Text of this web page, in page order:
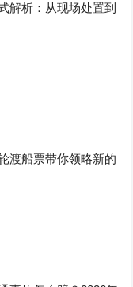
解析：从现场处置到
渡船票带你领略新的